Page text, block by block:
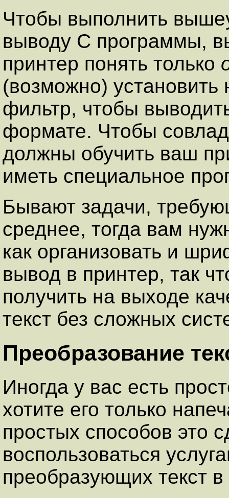
Чтобы выполнить
выводу С программы,
принтер понять только
(возможно)
фильтр, чтобы
формате. Чтобы
должны обучить ваш
иметь специальное
Бывают задачи,
среднее, тогда вам
как организовать и
вывод в принтер, так
получить на выходе
текст без сложных
Преобразование
Иногда у вас есть
хотите его только
простых способов это
воспользоваться
преобразующих текст